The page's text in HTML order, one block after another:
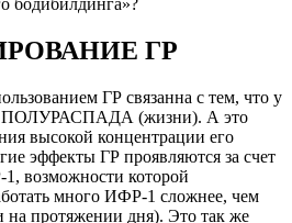
бодибилдинга»?
ГР
ГР связанна с тем, что у
(жизни). А это
высокой концентрации его
эффекты ГР проявляются за счет
возможности которой
много ИФР-1 сложнее, чем
на протяжении дня). Это так же